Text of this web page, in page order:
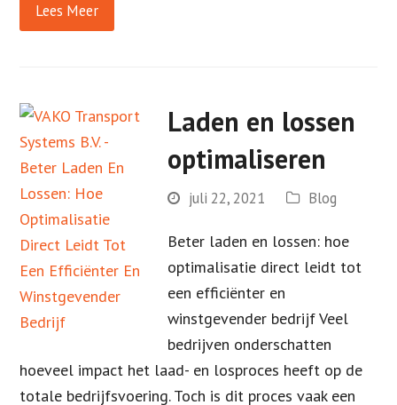
Lees Meer
Laden en lossen
optimaliseren
juli 22, 2021 Blog
Beter laden en lossen: hoe
optimalisatie direct leidt tot
een efficiënter en
winstgevender bedrijf Veel
bedrijven onderschatten
hoeveel impact het laad- en losproces heeft op de
totale bedrijfsvoering. Toch is dit proces vaak een